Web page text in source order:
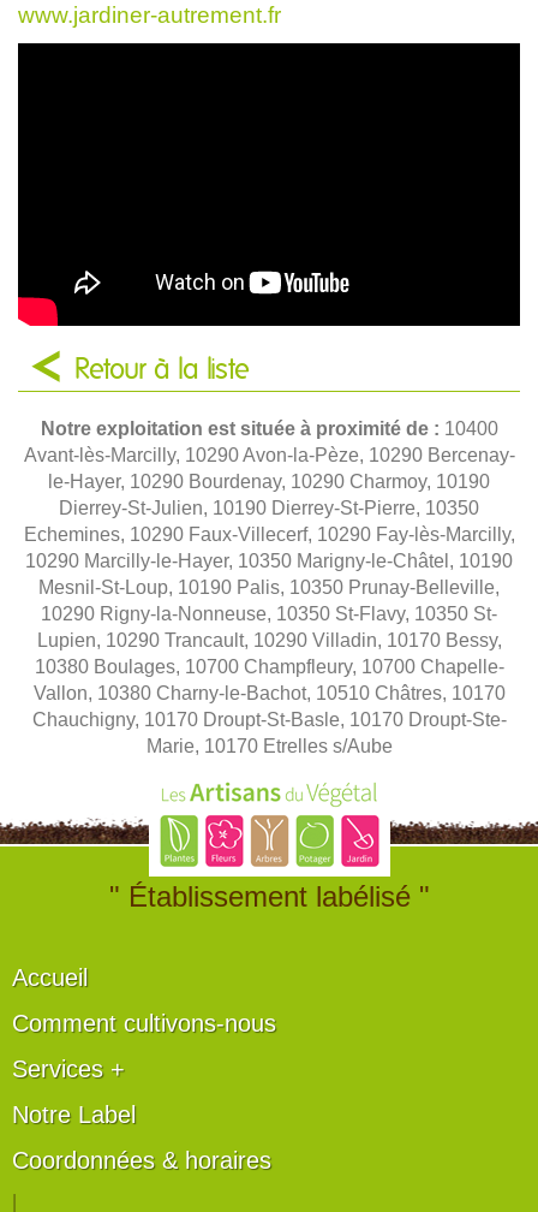
www.jardiner-autrement.fr
Retour à la liste
Notre exploitation est située à proximité de : 10400
Avant-lès-Marcilly, 10290 Avon-la-Pèze, 10290 Bercenay-
le-Hayer, 10290 Bourdenay, 10290 Charmoy, 10190
Dierrey-St-Julien, 10190 Dierrey-St-Pierre, 10350
Echemines, 10290 Faux-Villecerf, 10290 Fay-lès-Marcilly,
10290 Marcilly-le-Hayer, 10350 Marigny-le-Châtel, 10190
Mesnil-St-Loup, 10190 Palis, 10350 Prunay-Belleville,
10290 Rigny-la-Nonneuse, 10350 St-Flavy, 10350 St-
Lupien, 10290 Trancault, 10290 Villadin, 10170 Bessy,
10380 Boulages, 10700 Champfleury, 10700 Chapelle-
Vallon, 10380 Charny-le-Bachot, 10510 Châtres, 10170
Chauchigny, 10170 Droupt-St-Basle, 10170 Droupt-Ste-
Marie, 10170 Etrelles s/Aube
" Établissement labélisé "
Accueil
Comment cultivons-nous
Services +
Notre Label
Coordonnées & horaires